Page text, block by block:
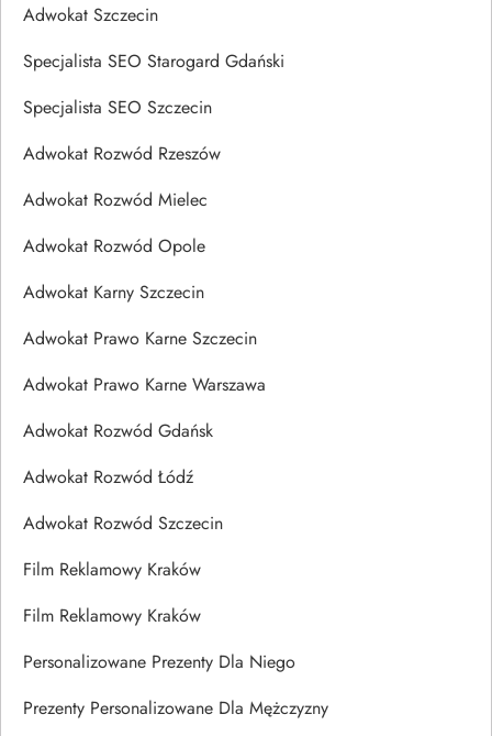
Adwokat Szczecin
Specjalista SEO Starogard Gdański
Specjalista SEO Szczecin
Adwokat Rozwód Rzeszów
Adwokat Rozwód Mielec
Adwokat Rozwód Opole
Adwokat Karny Szczecin
Adwokat Prawo Karne Szczecin
Adwokat Prawo Karne Warszawa
Adwokat Rozwód Gdańsk
Adwokat Rozwód Łódź
Adwokat Rozwód Szczecin
Film Reklamowy Kraków
Film Reklamowy Kraków
Personalizowane Prezenty Dla Niego
Prezenty Personalizowane Dla Mężczyzny